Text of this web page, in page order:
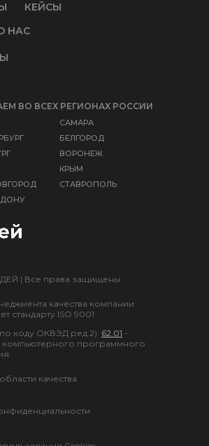
КРЫМ
СТАВРОПОЛЬ
БЕЛГОРОД
ВОРОНЕЖ
САМАРА
ДОНУ
КЕЙСЫ
НАС
| Все права защищены
коду ОКВЭД ред.2): 62.01 -
компьютерного программного
качества компании
стандарту ISO 9001
ВО ВСЕХ РЕГИОНАХ РОССИИ
качества